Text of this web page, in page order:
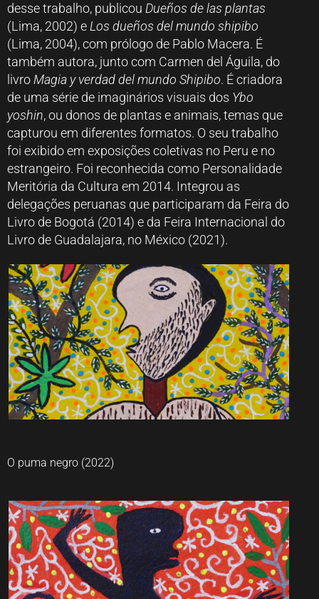
desse trabalho, publicou Dueños de las plantas
(Lima, 2002) e Los dueños del mundo shipibo
(Lima, 2004), com prólogo de Pablo Macera. É
também autora, junto com Carmen del Águila, do
livro Magia y verdad del mundo Shipibo. É criadora
de uma série de imaginários visuais dos Ybo
yoshin, ou donos de plantas e animais, temas que
capturou em diferentes formatos. O seu trabalho
foi exibido em exposições coletivas no Peru e no
estrangeiro. Foi reconhecida como Personalidade
Meritória da Cultura em 2014. Integrou as
delegações peruanas que participaram da Feira do
Livro de Bogotá (2014) e da Feira Internacional do
Livro de Guadalajara, no México (2021).
Lastenia Canayo
O puma negro (2022)